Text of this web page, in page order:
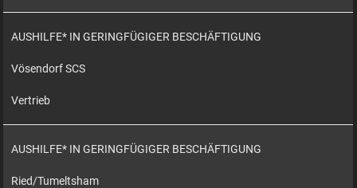
AUSHILFE* IN GERINGFÜGIGER BESCHÄFTIGUNG
Vösendorf SCS
Vertrieb
AUSHILFE* IN GERINGFÜGIGER BESCHÄFTIGUNG
Ried/Tumeltsham